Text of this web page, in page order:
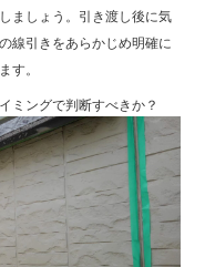
ましょう。引き渡し後に気
線引きをあらかじめ明確に
す。
ミングで判断すべきか？